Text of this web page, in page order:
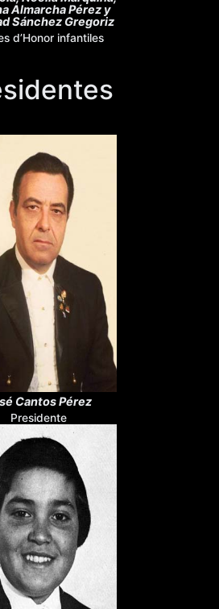
Almarcha Pérez y
Sánchez Gregoriz
d’Honor infantiles
Cantos Pérez
Presidente